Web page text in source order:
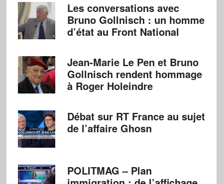
Les conversations avec
Bruno Gollnisch : un homme
d’état au Front National
Jean-Marie Le Pen et Bruno
Gollnisch rendent hommage
à Roger Holeindre
Débat sur RT France au sujet
de l’affaire Ghosn
POLITMAG – Plan